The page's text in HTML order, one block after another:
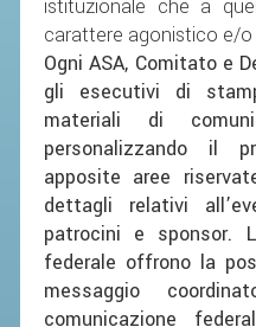
istituzionale che a
carattere agonistico e/
Ogni ASA, Comitato e
gli esecutivi di
materiali di
personalizzando il
apposite aree
dettagli relativi
patrocini e sponsor.
federale offrono la
messaggio
comunicazione
CTF
VOLA